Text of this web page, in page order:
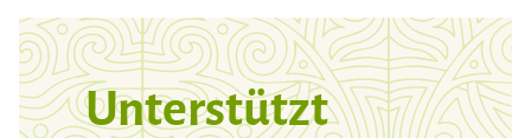
Unterstützt